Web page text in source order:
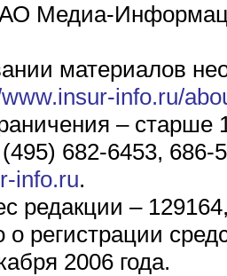
Медиа-
материалов
info.ru/
– старше
682-6453, 686-
info.ru.
редакции –
о регистрации
2006 года.